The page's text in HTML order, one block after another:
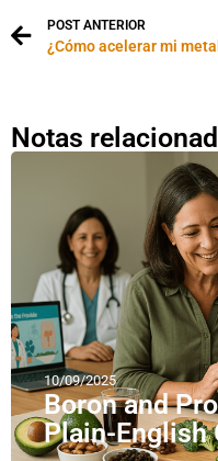
POST ANTERIOR
Notas
10/09/2025
Boron and
Plain-English